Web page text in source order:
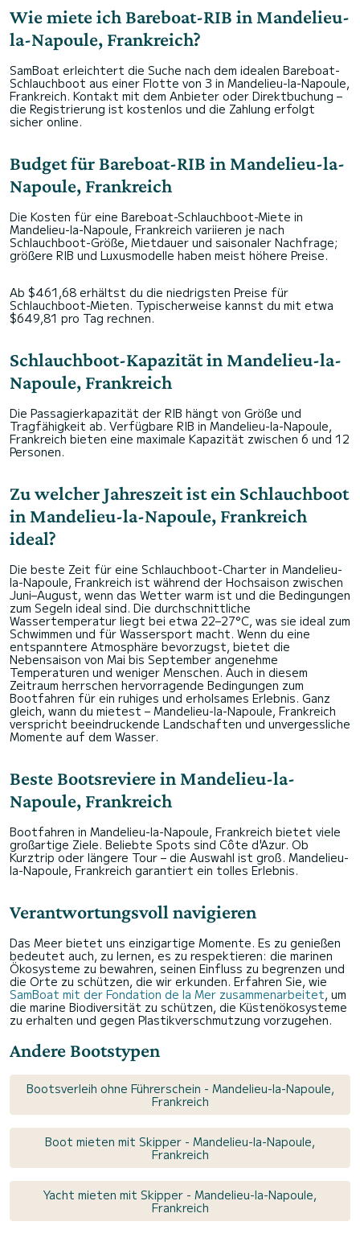
Wie miete ich Bareboat-RIB in Mandelieu-
la-Napoule, Frankreich?
SamBoat erleichtert die Suche nach dem idealen Bareboat-
Schlauchboot aus einer Flotte von 3 in Mandelieu-la-Napoule,
Frankreich. Kontakt mit dem Anbieter oder Direktbuchung –
die Registrierung ist kostenlos und die Zahlung erfolgt
sicher online.
Budget für Bareboat-RIB in Mandelieu-la-
Napoule, Frankreich
Die Kosten für eine Bareboat-Schlauchboot-Miete in
Mandelieu-la-Napoule, Frankreich variieren je nach
Schlauchboot-Größe, Mietdauer und saisonaler Nachfrage;
größere RIB und Luxusmodelle haben meist höhere Preise.
Ab $461,68 erhältst du die niedrigsten Preise für
Schlauchboot-Mieten. Typischerweise kannst du mit etwa
$649,81 pro Tag rechnen.
Schlauchboot-Kapazität in Mandelieu-la-
Napoule, Frankreich
Die Passagierkapazität der RIB hängt von Größe und
Tragfähigkeit ab. Verfügbare RIB in Mandelieu-la-Napoule,
Frankreich bieten eine maximale Kapazität zwischen 6 und 12
Personen.
Zu welcher Jahreszeit ist ein Schlauchboot
in Mandelieu-la-Napoule, Frankreich
ideal?
Die beste Zeit für eine Schlauchboot-Charter in Mandelieu-
la-Napoule, Frankreich ist während der Hochsaison zwischen
Juni–August, wenn das Wetter warm ist und die Bedingungen
zum Segeln ideal sind. Die durchschnittliche
Wassertemperatur liegt bei etwa 22–27°C, was sie ideal zum
Schwimmen und für Wassersport macht. Wenn du eine
entspanntere Atmosphäre bevorzugst, bietet die
Nebensaison von Mai bis September angenehme
Temperaturen und weniger Menschen. Auch in diesem
Zeitraum herrschen hervorragende Bedingungen zum
Bootfahren für ein ruhiges und erholsames Erlebnis. Ganz
gleich, wann du mietest – Mandelieu-la-Napoule, Frankreich
verspricht beeindruckende Landschaften und unvergessliche
Momente auf dem Wasser.
Beste Bootsreviere in Mandelieu-la-
Napoule, Frankreich
Bootfahren in Mandelieu-la-Napoule, Frankreich bietet viele
großartige Ziele. Beliebte Spots sind Côte d'Azur. Ob
Kurztrip oder längere Tour – die Auswahl ist groß. Mandelieu-
la-Napoule, Frankreich garantiert ein tolles Erlebnis.
Verantwortungsvoll navigieren
Das Meer bietet uns einzigartige Momente. Es zu genießen
bedeutet auch, zu lernen, es zu respektieren: die marinen
Ökosysteme zu bewahren, seinen Einfluss zu begrenzen und
die Orte zu schützen, die wir erkunden. Erfahren Sie, wie
SamBoat mit der Fondation de la Mer zusammenarbeitet, um
die marine Biodiversität zu schützen, die Küstenökosysteme
zu erhalten und gegen Plastikverschmutzung vorzugehen.
Andere Bootstypen
Bootsverleih ohne Führerschein - Mandelieu-la-Napoule,
Frankreich
Boot mieten mit Skipper - Mandelieu-la-Napoule,
Frankreich
Yacht mieten mit Skipper - Mandelieu-la-Napoule,
Frankreich